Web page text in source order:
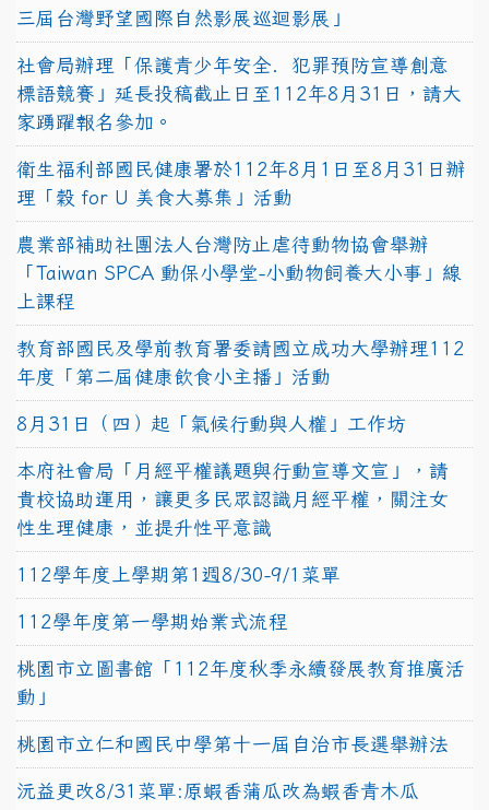
三屆台灣野望國際自然影展巡迴影展」
社會局辦理「保護青少年安全．犯罪預防宣導創意
標語競賽」延長投稿截止日至112年8月31日，請大
家踴躍報名參加。
衛生福利部國民健康署於112年8月1日至8月31日辦
理「穀 for U 美食大募集」活動
農業部補助社團法人台灣防止虐待動物協會舉辦
「Taiwan SPCA 動保小學堂-小動物飼養大小事」線
上課程
教育部國民及學前教育署委請國立成功大學辦理112
年度「第二屆健康飲食小主播」活動
8月31日（四）起「氣候行動與人權」工作坊
本府社會局「月經平權議題與行動宣導文宣」，請
貴校協助運用，讓更多民眾認識月經平權，關注女
性生理健康，並提升性平意識
112學年度上學期第1週8/30-9/1菜單
112學年度第一學期始業式流程
桃園市立圖書館「112年度秋季永續發展教育推廣活
動」
桃園市立仁和國民中學第十一屆自治市長選舉辦法
沅益更改8/31菜單:原蝦香蒲瓜改為蝦香青木瓜